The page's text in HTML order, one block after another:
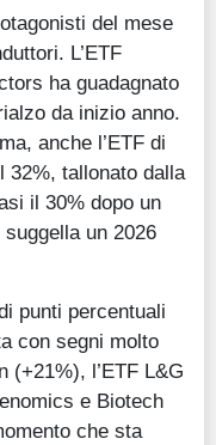
del mese
L’ETF
ha guadagnato
da inizio anno.
anche l’ETF di
32%, tallonato dalla
il 30% dopo un
un 2026
punti percentuali
con segni molto
(+21%), l’ETF L&G
e Biotech
che sta